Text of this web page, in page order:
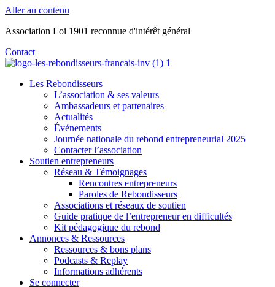
Aller au contenu
Association Loi 1901 reconnue d'intérêt général
Contact
Les Rebondisseurs
L’association & ses valeurs
Ambassadeurs et partenaires
Actualités
Événements
Journée nationale du rebond entrepreneurial 2025
Contacter l’association
Soutien entrepreneurs
Réseau & Témoignages
Rencontres entrepreneurs
Paroles de Rebondisseurs
Associations et réseaux de soutien
Guide pratique de l’entrepreneur en difficultés
Kit pédagogique du rebond
Annonces & Ressources
Ressources & bons plans
Podcasts & Replay
Informations adhérents
Se connecter